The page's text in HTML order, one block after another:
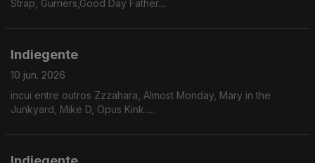
Strap, Gurriers,Good Day Father....
Indiegente
10 jun. 2026
incui entre outros Zzzahara, Almost Monday, Mary in the
Junkyard, Mike D, Opus Kink.....